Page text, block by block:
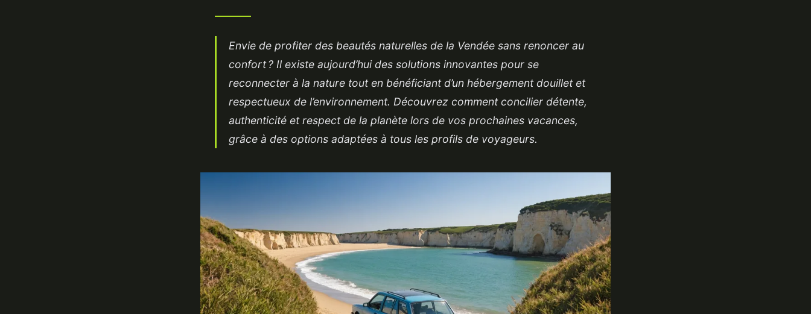
Envie de profiter des beautés naturelles de la Vendée sans renoncer au
confort ? Il existe aujourd’hui des solutions innovantes pour se
reconnecter à la nature tout en bénéficiant d’un hébergement douillet et
respectueux de l’environnement. Découvrez comment concilier détente,
authenticité et respect de la planète lors de vos prochaines vacances,
grâce à des options adaptées à tous les profils de voyageurs.